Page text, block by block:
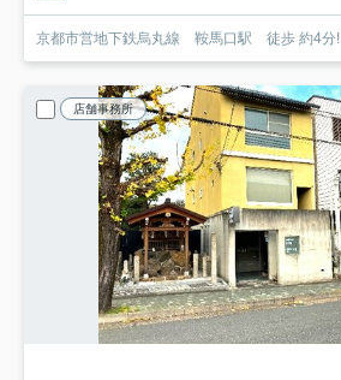
京都市営地下鉄烏丸線 鞍馬口駅 徒歩 約4分!
店舗事務所